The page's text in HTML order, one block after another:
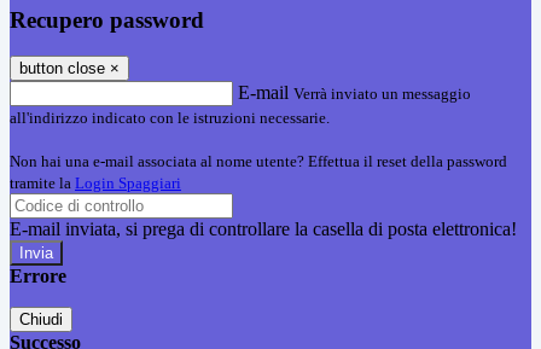
Recupero password
button close ×
E-mail Verrà inviato un messaggio
all'indirizzo indicato con le istruzioni necessarie.
Non hai una e-mail associata al nome utente? Effettua il reset della password
tramite la Login Spaggiari
E-mail inviata, si prega di controllare la casella di posta elettronica!
Errore
Chiudi
Successo